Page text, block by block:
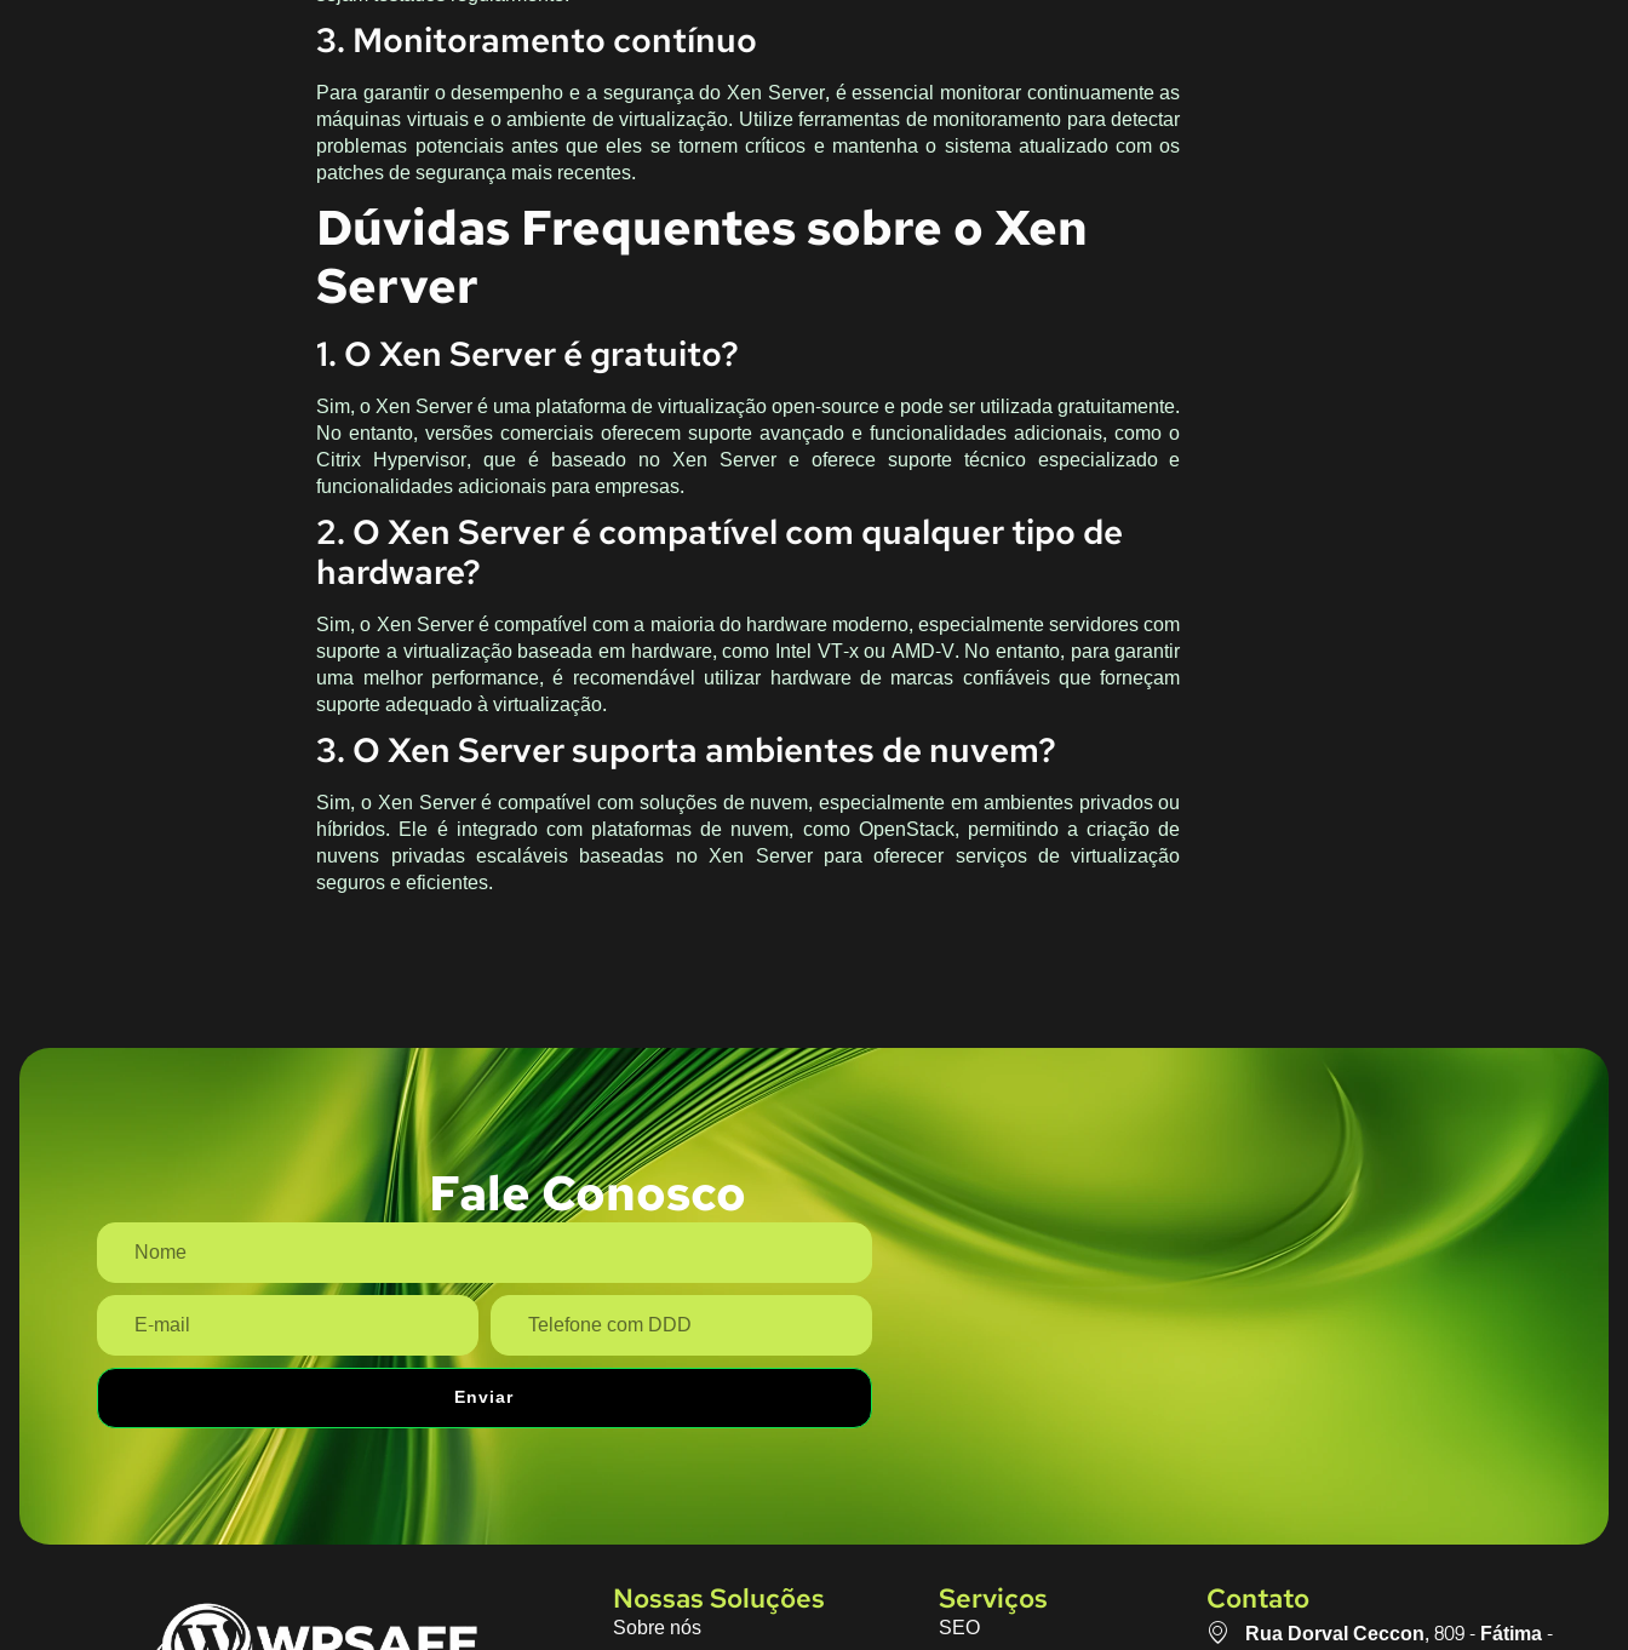
3. Monitoramento contínuo
Para garantir o desempenho e a segurança do Xen Server, é essencial monitorar continuamente as
máquinas virtuais e o ambiente de virtualização. Utilize ferramentas de monitoramento para detectar
problemas potenciais antes que eles se tornem críticos e mantenha o sistema atualizado com os
patches de segurança mais recentes.
Dúvidas Frequentes sobre o Xen
Server
1. O Xen Server é gratuito?
Sim, o Xen Server é uma plataforma de virtualização open-source e pode ser utilizada gratuitamente.
No entanto, versões comerciais oferecem suporte avançado e funcionalidades adicionais, como o
Citrix Hypervisor, que é baseado no Xen Server e oferece suporte técnico especializado e
funcionalidades adicionais para empresas.
2. O Xen Server é compatível com qualquer tipo de
hardware?
Sim, o Xen Server é compatível com a maioria do hardware moderno, especialmente servidores com
suporte a virtualização baseada em hardware, como Intel VT-x ou AMD-V. No entanto, para garantir
uma melhor performance, é recomendável utilizar hardware de marcas confiáveis que forneçam
suporte adequado à virtualização.
3. O Xen Server suporta ambientes de nuvem?
Sim, o Xen Server é compatível com soluções de nuvem, especialmente em ambientes privados ou
híbridos. Ele é integrado com plataformas de nuvem, como OpenStack, permitindo a criação de
nuvens privadas escaláveis baseadas no Xen Server para oferecer serviços de virtualização
seguros e eficientes.
Fale Conosco
Enviar
Nossas Soluções
Sobre nós
Serviços
SEO
Contato
Rua Dorval Ceccon, 809 - Fátima -